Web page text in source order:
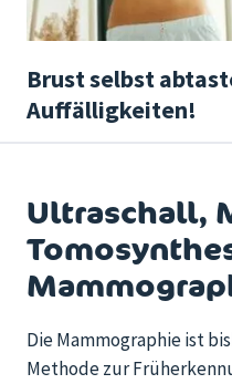
Brust selbst
Auffälligkeiten!
Ultraschall,
Die Mammographie ist
Methode zur